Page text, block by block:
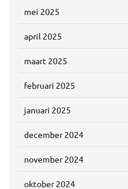
mei 2025
april 2025
maart 2025
februari 2025
januari 2025
december 2024
november 2024
oktober 2024